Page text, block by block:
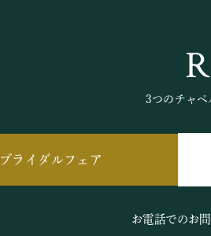
3つのチャ
ブライダルフェア
お電話でのお